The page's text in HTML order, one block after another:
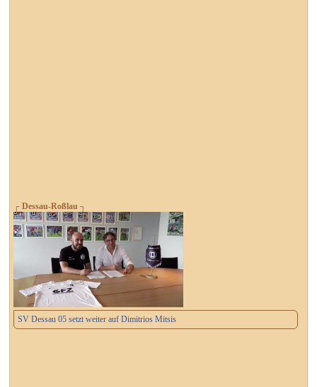
┌ Dessau-Roßlau ┐
SV Dessau 05 setzt weiter auf Dimitrios Mitsis